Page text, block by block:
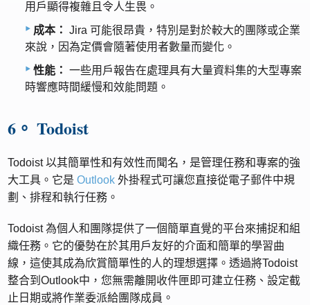
用戶顯得複雜且令人生畏。
成本： Jira 可能很昂貴，特別是對於較大的團隊或企業
來說，因為定價會隨著使用者數量而變化。
性能： 一些用戶報告在處理具有大量資料集的大型專案
時響應時間緩慢和效能問題。
6。 Todoist
Todoist 以其簡單性和有效性而聞名，是管理任務和專案的強
大工具。它是Outlook 外掛程式可讓您直接從電子郵件中規
劃、排程和執行任務。
Todoist 為個人和團隊提供了一個簡單直覺的平台來捕捉和組
織任務。它的優勢在於其用戶友好的介面和簡單的學習曲
線，這使其成為欣賞簡單性的人的理想選擇。透過將Todoist
整合到Outlook中，您無需離開收件匣即可建立任務、設定截
止日期或將作業委派給團隊成員。